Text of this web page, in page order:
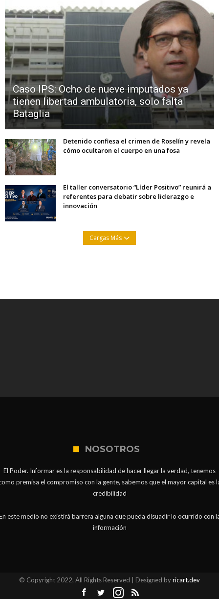
Caso IPS: Ocho de nueve imputados ya
tienen libertad ambulatoria, solo falta
Bataglia
Detenido confiesa el crimen de Roselín y revela
cómo ocultaron el cuerpo en una fosa
El taller conversatorio “Líder Positivo” reunirá a
referentes para debatir sobre liderazgo e
innovación
Cargas Más
NOSOTROS
El Poder. Informar es la responsabilidad de hacer llegar la verdad, tenemos
premisa el compromiso con la gente, sabemos que el mayor capital es
credibilidad
este medio no existirá barrera alguna que pueda disuadir lo ocurrido con
información
© Copyright 2022, All Rights Reserved | Designed byricart.dev